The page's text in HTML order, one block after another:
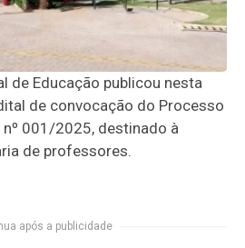
de Educação publicou nesta
de convocação do Processo
001/2025, destinado à
de professores.
após a publicidade